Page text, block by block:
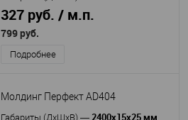
327 руб. / м.п.
799 руб.
Подробнее
Молдинг Перфект AD404
Габариты (ДхШхВ) — 2400x15x25 мм